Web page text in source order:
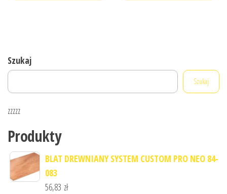
Szukaj
Szukaj
zzzzz
Produkty
BLAT DREWNIANY SYSTEM CUSTOM PRO NEO 84-
083
56,83 zł